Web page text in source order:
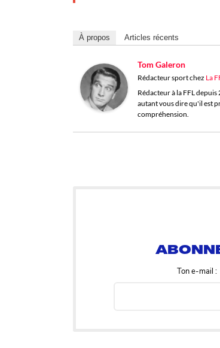
À propos Articles récents
Tom Galeron
Rédacteur sportchez La
Rédacteur à la FFL
autant vous dire qu'il est
compréhension.
Ton e-mail :